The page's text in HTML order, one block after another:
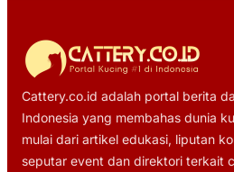
Cattery.co.id adalah portal berita
Indonesia yang membahas dunia
mulai dari artikel edukasi, liputan
seputar event dan direktori terkait